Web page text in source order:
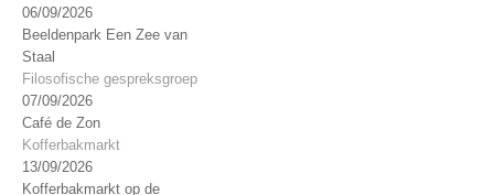
06/09/2026
Beeldenpark Een Zee van
Staal
Filosofische gespreksgroep
07/09/2026
Café de Zon
Kofferbakmarkt
13/09/2026
Kofferbakmarkt op de